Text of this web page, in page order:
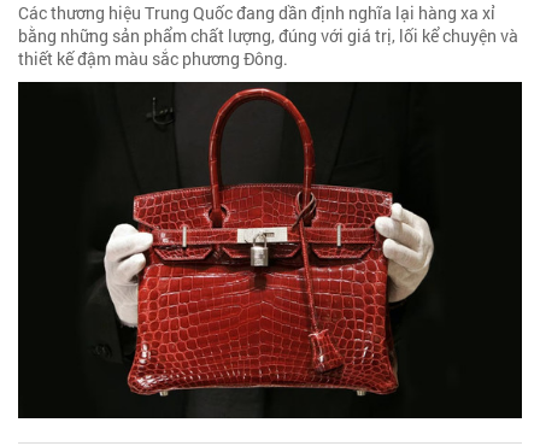
Các thương hiệu Trung Quốc đang dần định nghĩa lại hàng xa xỉ
bằng những sản phẩm chất lượng, đúng với giá trị, lối kể chuyện và
thiết kế đậm màu sắc phương Đông.